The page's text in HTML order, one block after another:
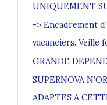
UNIQUEMENT
-> Encadrement
vacanciers. Veille
GRANDE
SUPERNOVA
ADAPTES A